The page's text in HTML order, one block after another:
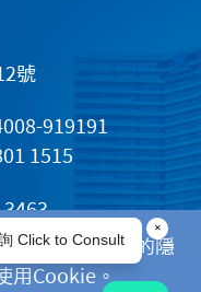
。請閱讀我們的隱
用Cookie。
號
919191
1515
3463
政策 |